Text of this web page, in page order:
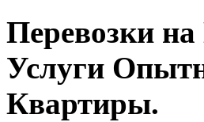
Перевозки на
Услуги
Квартиры.